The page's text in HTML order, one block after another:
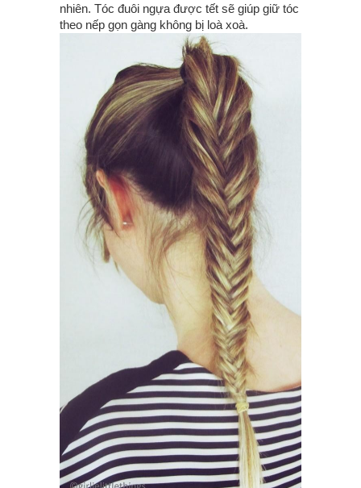
nhiên. Tóc đuôi ngựa được tết sẽ giúp giữ tóc
theo nếp gọn gàng không bị loà xoà.